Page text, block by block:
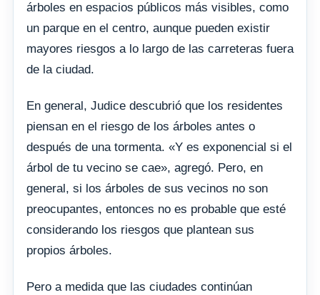
árboles en espacios públicos más visibles, como
un parque en el centro, aunque pueden existir
mayores riesgos a lo largo de las carreteras fuera
de la ciudad.
En general, Judice descubrió que los residentes
piensan en el riesgo de los árboles antes o
después de una tormenta. «Y es exponencial si el
árbol de tu vecino se cae», agregó. Pero, en
general, si los árboles de sus vecinos no son
preocupantes, entonces no es probable que esté
considerando los riesgos que plantean sus
propios árboles.
Pero a medida que las ciudades continúan